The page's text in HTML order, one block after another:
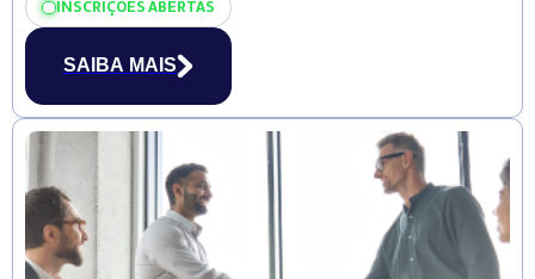
INSCRIÇÕES ABERTAS
SAIBA MAIS